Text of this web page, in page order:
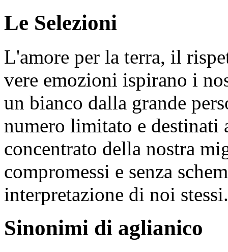
Le Selezioni
L'amore per la terra, il
vere emozioni ispirano i
un bianco dalla grande
numero limitato e destinati
concentrato della nostra
compromessi e senza
interpretazione di noi stessi.
Sinonimi di aglianico